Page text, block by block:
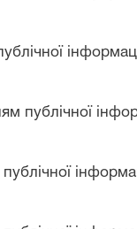
публічної